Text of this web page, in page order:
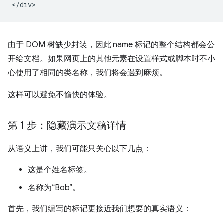
由于 DOM 树缺少封装，因此 name 标记的整个结构都会公
开给文档。如果网页上的其他元素在设置样式或脚本时不小
心使用了相同的类名称，我们将会遇到麻烦。
这样可以避免不愉快的体验。
第 1 步：隐藏演示文稿详情
从语义上讲，我们可能只关心以下几点：
这是个姓名标签。
名称为“Bob”。
首先，我们编写的标记更接近我们想要的真实语义：